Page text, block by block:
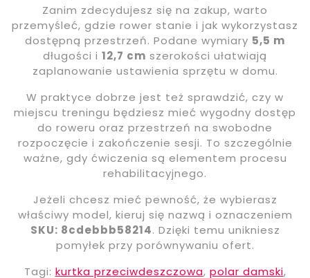
Zanim zdecydujesz się na zakup, warto
przemyśleć, gdzie rower stanie i jak wykorzystasz
dostępną przestrzeń. Podane wymiary 5,5 m
długości i 12,7 cm szerokości ułatwiają
zaplanowanie ustawienia sprzętu w domu.
W praktyce dobrze jest też sprawdzić, czy w
miejscu treningu będziesz mieć wygodny dostęp
do roweru oraz przestrzeń na swobodne
rozpoczęcie i zakończenie sesji. To szczególnie
ważne, gdy ćwiczenia są elementem procesu
rehabilitacyjnego.
Jeżeli chcesz mieć pewność, że wybierasz
właściwy model, kieruj się nazwą i oznaczeniem
SKU: 8cdebbb58214. Dzięki temu unikniesz
pomyłek przy porównywaniu ofert.
Tagi: kurtka przeciwdeszczowa, polar damski,